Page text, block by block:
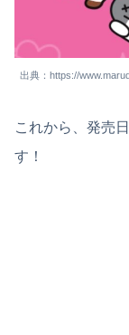
出典：https://
これから、発売
す！